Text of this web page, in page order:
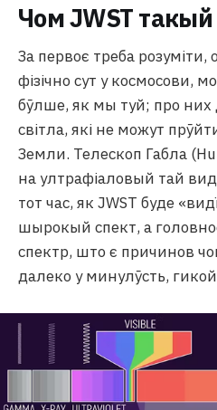
Чом JWST
За первоє треба розуміти,
фізічно сут у космосови,
бӯлше, як мы туй; про них
світла, які не можут
Земли. Телескоп Габла
на ултрафіаловый тай
тот час, як JWST буде
шырокый спект, а
спектр, што є причинов
далеко у минулӯсть,